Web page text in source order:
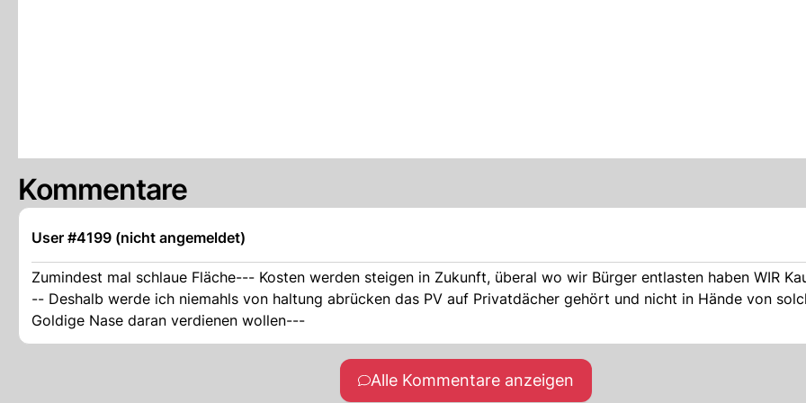
Kommentare
User #4199 (nicht angemeldet)
Zumindest mal schlaue Fläche--- Kosten werden steigen in Zukunft, überal wo wir Bürger entlasten haben WIR
-- Deshalb werde ich niemahls von haltung abrücken das PV auf Privatdächer gehört und nicht in Hände von
Goldige Nase daran verdienen wollen---
Alle Kommentare anzeigen